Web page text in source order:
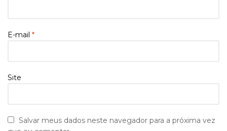
E-mail *
Site
Salvar meus dados neste navegador para a próxima vez